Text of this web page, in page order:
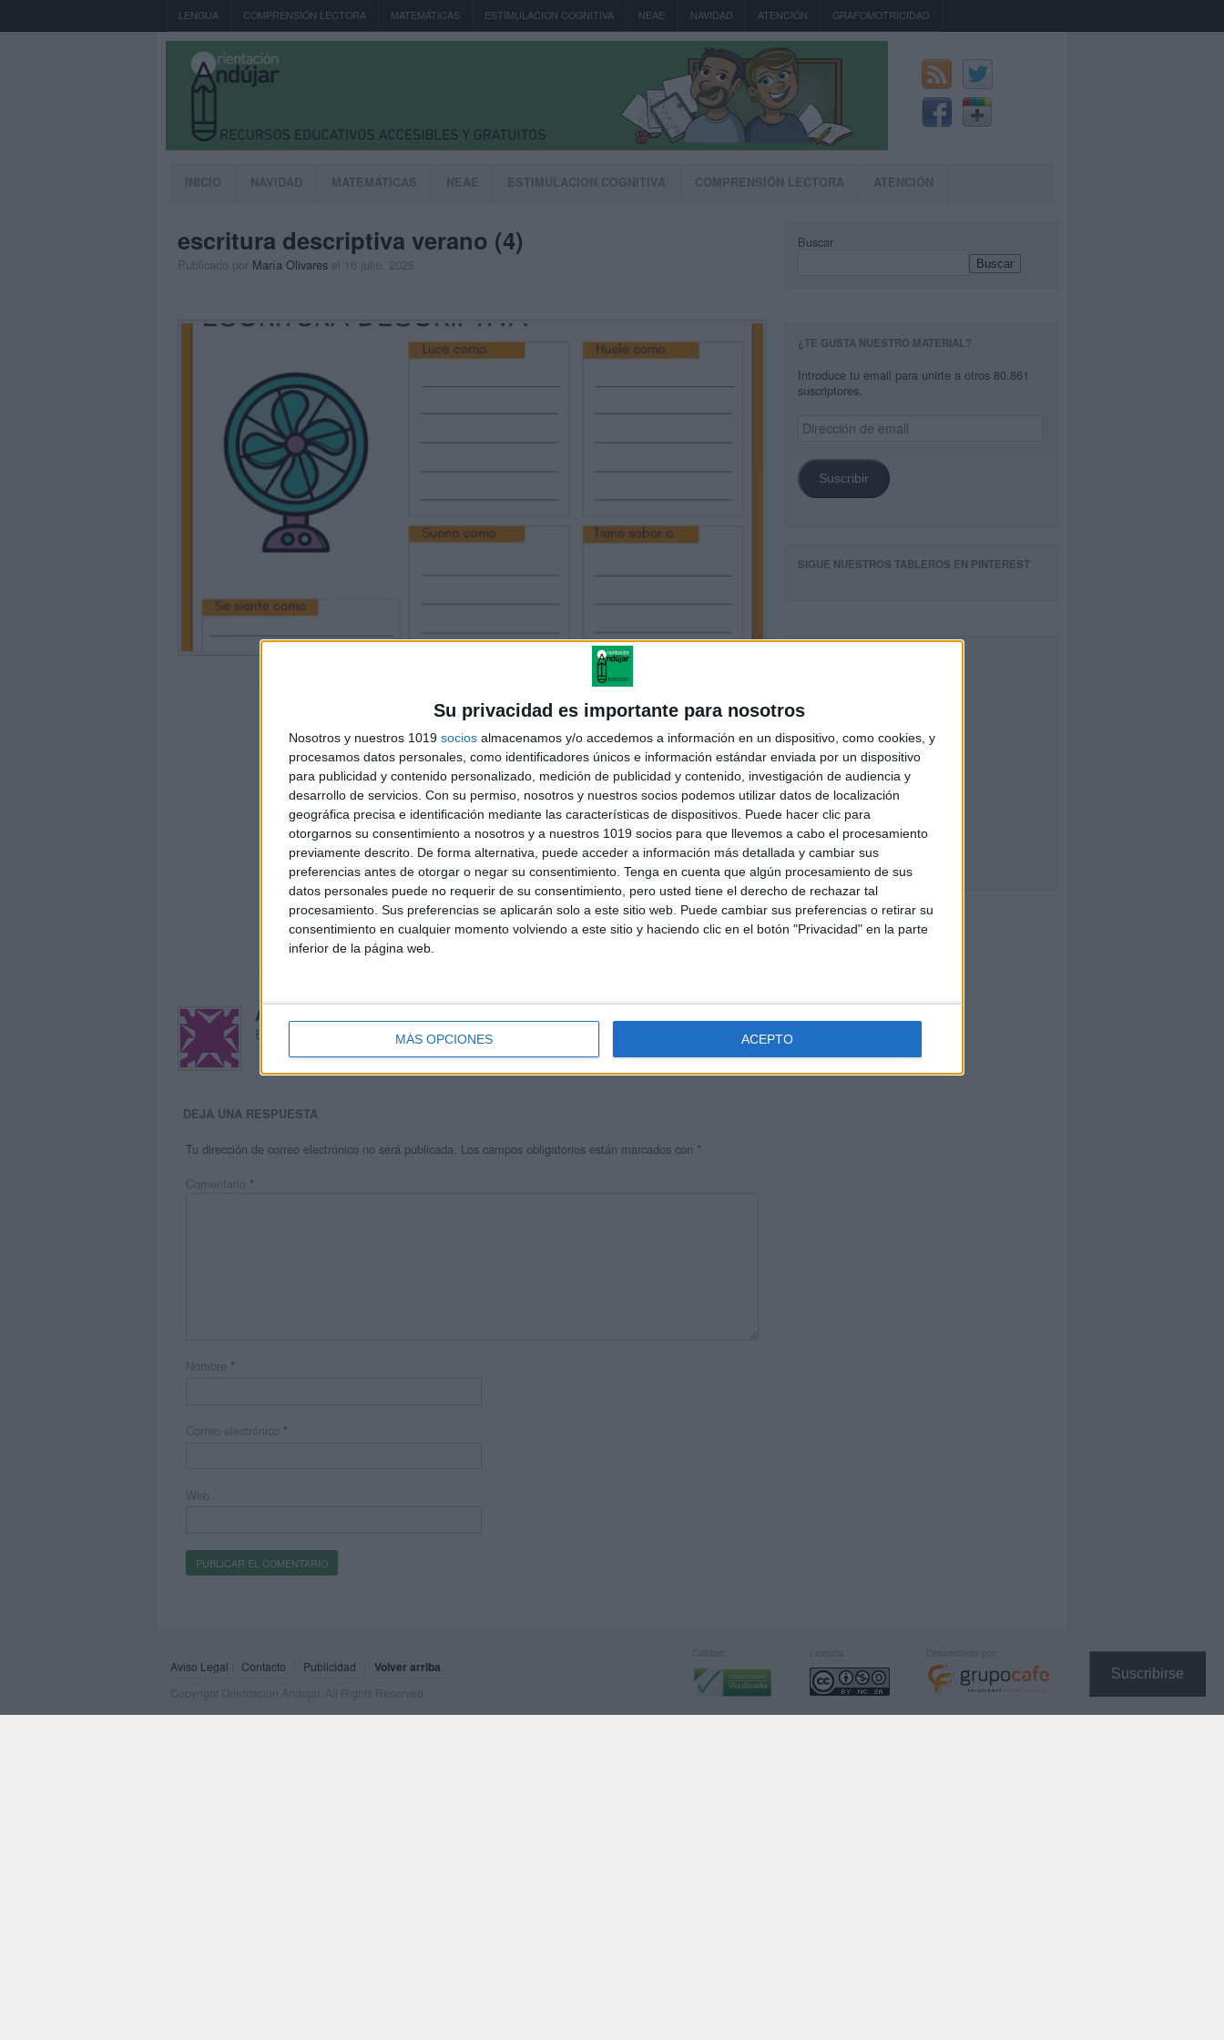
Su privacidad es importante para nosotros
Nosotros y nuestros 1019 socios almacenamos y/o accedemos a información en un dispositivo, como cookies, y
procesamos datos personales, como identificadores únicos e información estándar enviada por un dispositivo
para publicidad y contenido personalizado, medición de publicidad y contenido, investigación de audiencia y
desarrollo de servicios. Con su permiso, nosotros y nuestros socios podemos utilizar datos de localización
geográfica precisa e identificación mediante las características de dispositivos. Puede hacer clic para
otorgarnos su consentimiento a nosotros y a nuestros 1019 socios para que llevemos a cabo el procesamiento
previamente descrito. De forma alternativa, puede acceder a información más detallada y cambiar sus
preferencias antes de otorgar o negar su consentimiento. Tenga en cuenta que algún procesamiento de sus
datos personales puede no requerir de su consentimiento, pero usted tiene el derecho de rechazar tal
procesamiento. Sus preferencias se aplicarán solo a este sitio web. Puede cambiar sus preferencias o retirar su
consentimiento en cualquier momento volviendo a este sitio y haciendo clic en el botón "Privacidad" en la parte
inferior de la página web.
MÁS OPCIONES ACEPTO
Suscribirse
LENGUA COMPRENSIÓN LECTORA MATEMÁTICAS ESTIMULACION COGNITIVA NEAE NAVIDAD ATENCIÓN GRAFOMOTRICIDAD
INICIO NAVIDAD MATEMÁTICAS NEAE ESTIMULACION COGNITIVA COMPRENSIÓN LECTORA ATENCIÓN
escritura descriptiva verano (4)
Publicado por María Olivares el 16 julio, 2025
Acerca de María Olivares
El autor no ha proporcionado ninguna información.
DEJA UNA RESPUESTA
Tu dirección de correo electrónico no será publicada. Los campos obligatorios están marcados con *
Comentario *
Nombre *
Correo electrónico *
Web
Buscar
Buscar
¿TE GUSTA NUESTRO MATERIAL?
Introduce tu email para unirte a otros 80.861
suscriptores.
Dirección
de
Suscribir
SIGUE NUESTROS TABLEROS EN PINTEREST
Aviso Legal Contacto Publicidad Volver arriba